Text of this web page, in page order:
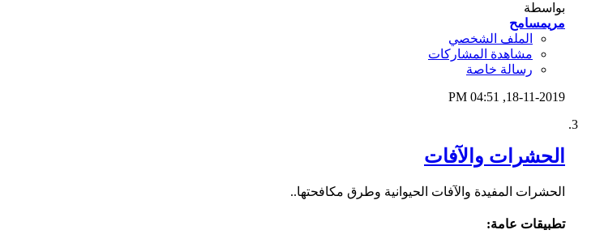
بواسطة
مريمسامح
الملف الشخصي
مشاهدة المشاركات
رسالة خاصة
18-11-2019,
04:51 PM
الحشرات والآفات
الحشرات المفيدة والآفات الحيوانية وطرق مكافحتها..
تطبيقات عامة: